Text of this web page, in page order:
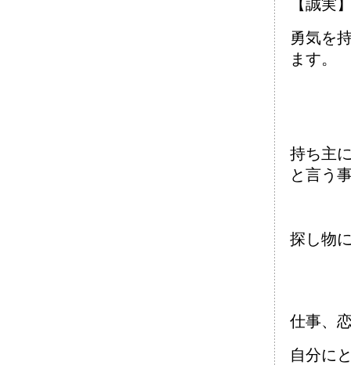
【誠実
勇気を
ます。
持ち主
と言う
探し物
仕事、
自分に